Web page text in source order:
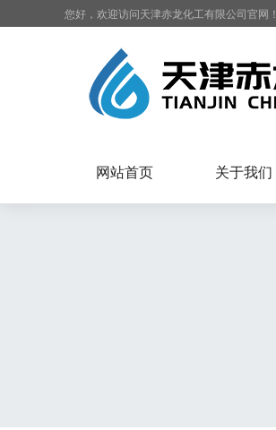
您好，欢迎访问天津赤龙化工有限公司官网！
网站首页 关于我们